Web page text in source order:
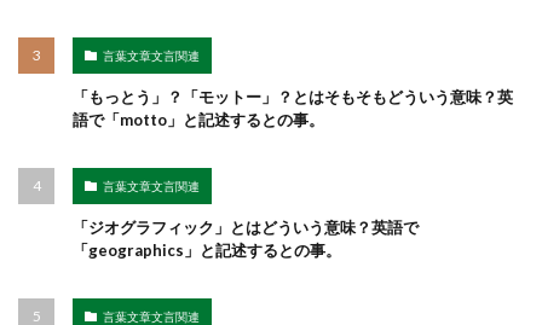
言葉文章文言関連
「もっとう」？「モットー」？とはそもそもどういう意味？英
語で「motto」と記述するとの事。
言葉文章文言関連
「ジオグラフィック」とはどういう意味？英語で
「geographics」と記述するとの事。
言葉文章文言関連